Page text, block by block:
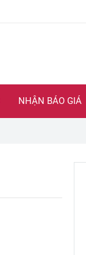
NHẬN BÁO GIÁ